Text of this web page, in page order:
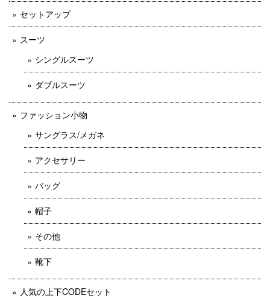
セットアップ
スーツ
シングルスーツ
ダブルスーツ
ファッション小物
サングラス/メガネ
アクセサリー
バッグ
帽子
その他
靴下
人気の上下CODEセット